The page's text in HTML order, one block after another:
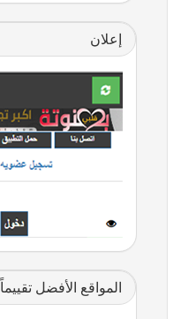
إعلان
المواقع الأفضل تقييماً